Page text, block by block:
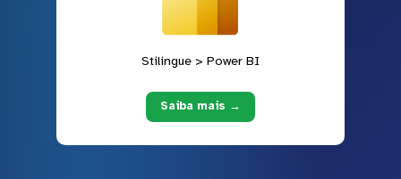
Stilingue > Power BI
Saiba mais →